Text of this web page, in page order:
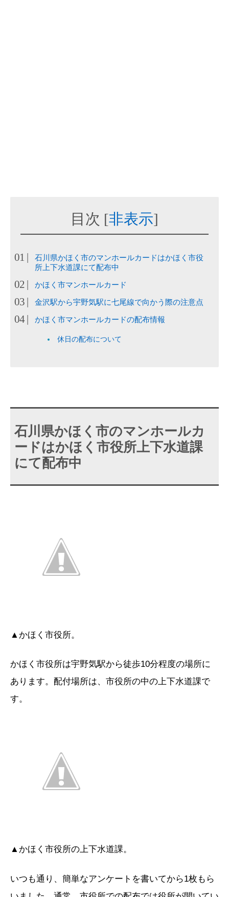
目次 [非表示]
石川県かほく市のマンホールカードはかほく市役
所上下水道課にて配布中
かほく市マンホールカード
金沢駅から宇野気駅に七尾線で向かう際の注意点
かほく市マンホールカードの配布情報
休日の配布について
石川県かほく市のマンホールカ
ードはかほく市役所上下水道課
にて配布中
▲かほく市役所。
かほく市役所は宇野気駅から徒歩10分程度の場所に
あります。配付場所は、市役所の中の上下水道課で
す。
▲かほく市役所の上下水道課。
いつも通り、簡単なアンケートを書いてから1枚もら